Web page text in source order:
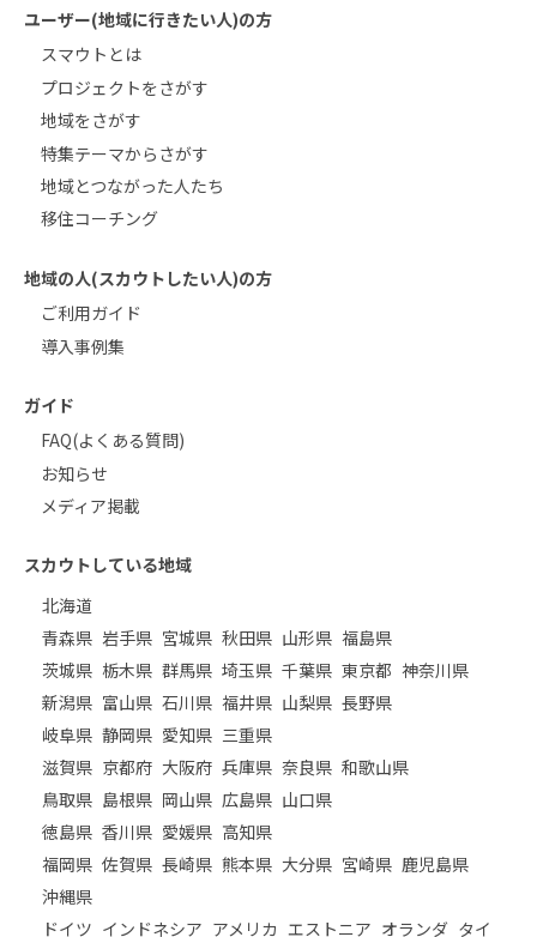
ユーザー(地域に行きたい人)の方
スマウトとは
プロジェクトをさがす
地域をさがす
特集テーマからさがす
地域とつながった人たち
移住コーチング
地域の人(スカウトしたい人)の方
ご利用ガイド
導入事例集
ガイド
FAQ(よくある質問)
お知らせ
メディア掲載
スカウトしている地域
北海道
青森県 岩手県 宮城県 秋田県 山形県 福島県
茨城県 栃木県 群馬県 埼玉県 千葉県 東京都 神奈川県
新潟県 富山県 石川県 福井県 山梨県 長野県
岐阜県 静岡県 愛知県 三重県
滋賀県 京都府 大阪府 兵庫県 奈良県 和歌山県
鳥取県 島根県 岡山県 広島県 山口県
徳島県 香川県 愛媛県 高知県
福岡県 佐賀県 長崎県 熊本県 大分県 宮崎県 鹿児島県
沖縄県
ドイツ インドネシア アメリカ エストニア オランダ タイ